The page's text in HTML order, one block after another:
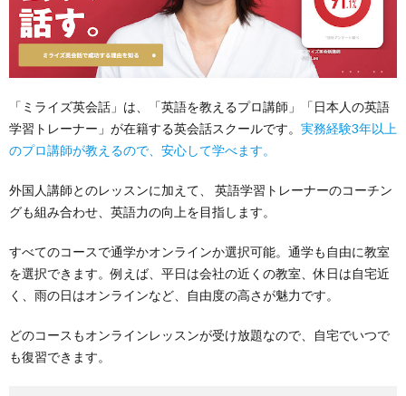
「ミライズ英会話」は、「英語を教えるプロ講師」「日本人の英語
学習トレーナー」が在籍する英会話スクールです。 実務経験3年以上
のプロ講師が教えるので、安心して学べます。
外国人講師とのレッスンに加えて、 英語学習トレーナーのコーチン
グも組み合わせ、英語力の向上を目指します。
すべてのコースで通学かオンラインか選択可能。通学も自由に教室
を選択できます。例えば、平日は会社の近くの教室、休日は自宅近
く、雨の日はオンラインなど、自由度の高さが魅力です。
どのコースもオンラインレッスンが受け放題なので、自宅でいつで
も復習できます。